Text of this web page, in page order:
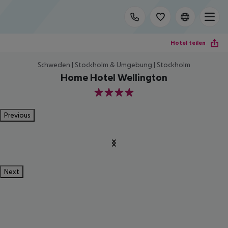
Hotel teilen
Schweden | Stockholm & Umgebung | Stockholm
Home Hotel Wellington
4
Previous
Next